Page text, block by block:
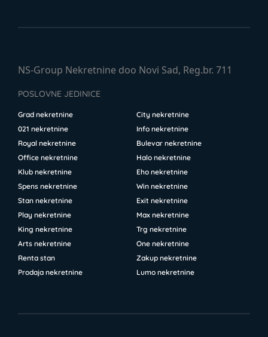
NS-Group Nekretnine doo Novi Sad, Reg.br. 711
POSLOVNE JEDINICE
Grad nekretnine
City nekretnine
021 nekretnine
Info nekretnine
Royal nekretnine
Bulevar nekretnine
Office nekretnine
Halo nekretnine
Klub nekretnine
Eho nekretnine
Spens nekretnine
Win nekretnine
Stan nekretnine
Exit nekretnine
Play nekretnine
Max nekretnine
King nekretnine
Trg nekretnine
Arts nekretnine
One nekretnine
Renta stan
Zakup nekretnine
Prodaja nekretnine
Lumo nekretnine